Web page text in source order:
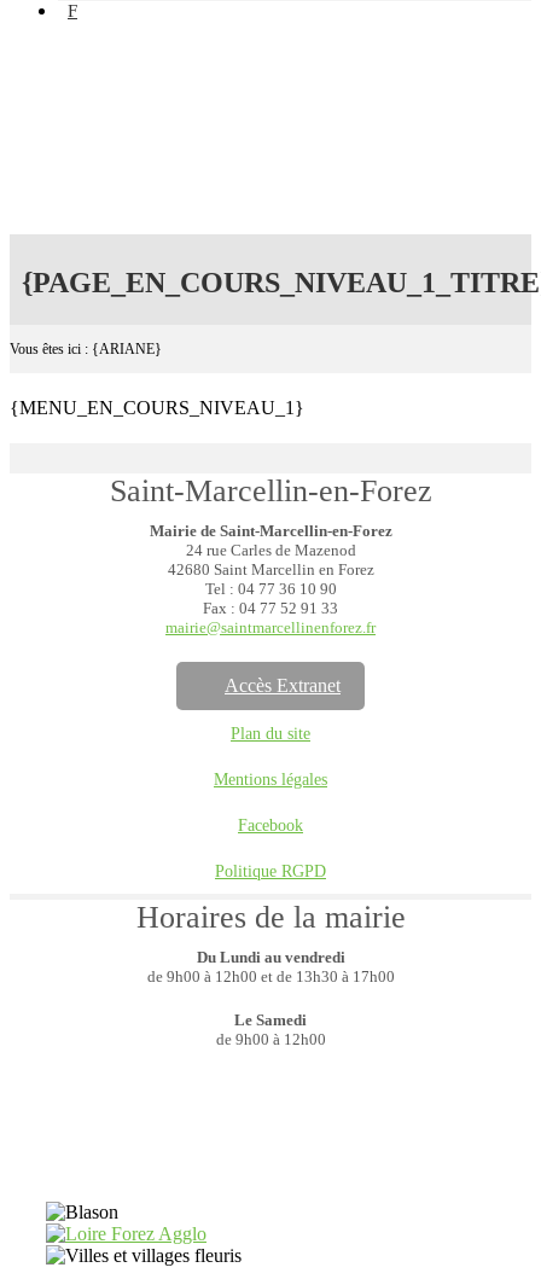
F
Vous êtes ici : {ARIANE}
{MENU_EN_COURS_NIVEAU_1}
Saint-Marcellin-en-Forez
Mairie de Saint-Marcellin-en-Forez
24 rue Carles de Mazenod
42680 Saint Marcellin en Forez
Tel : 04 77 36 10 90
Fax : 04 77 52 91 33
mairie@saintmarcellinenforez.fr
Accès Extranet
Plan du site
Mentions légales
Facebook
Politique RGPD
Horaires de la mairie
Du Lundi au vendredi
de 9h00 à 12h00 et de 13h30 à 17h00
Le Samedi
de 9h00 à 12h00